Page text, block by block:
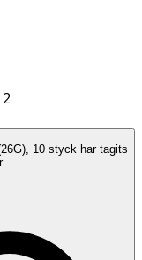
10 styck har tagits